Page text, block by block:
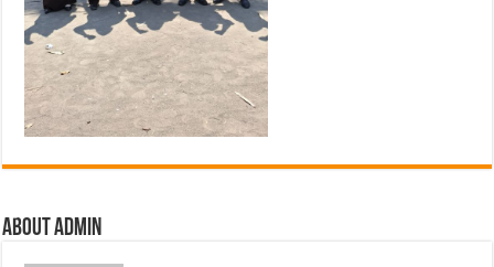
About Admin